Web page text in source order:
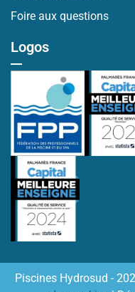
Foire aux questions
Logos
Piscines Hydrosud -